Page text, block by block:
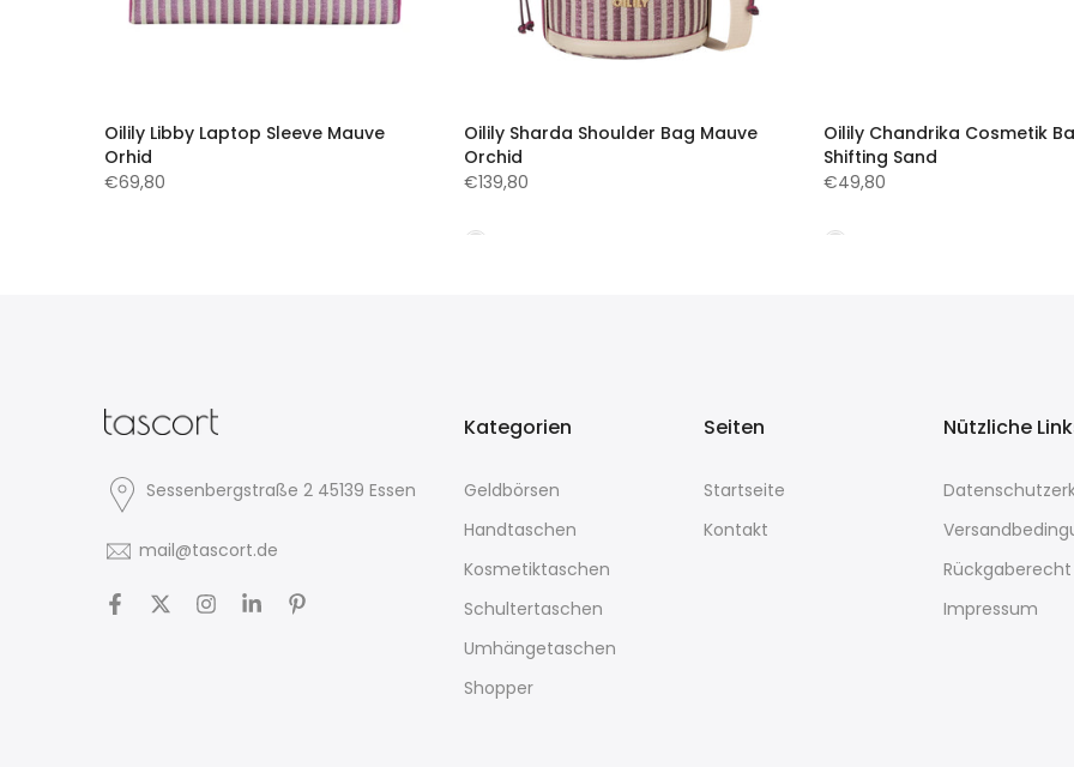
Oilily Libby Laptop Sleeve Mauve
Orhid
€69,80
Oilily Sharda Shoulder Bag Mauve
Orchid
€139,80
Oilily Chandrika Cosmetik
Shifting Sand
€49,80
Sessenbergstraße 2 45139 Essen
mail@tascort.de
Kategorien
Geldbörsen
Handtaschen
Kosmetiktaschen
Schultertaschen
Umhängetaschen
Shopper
Seiten
Startseite
Kontakt
Nützliche
Rückgaberecht
Impressum